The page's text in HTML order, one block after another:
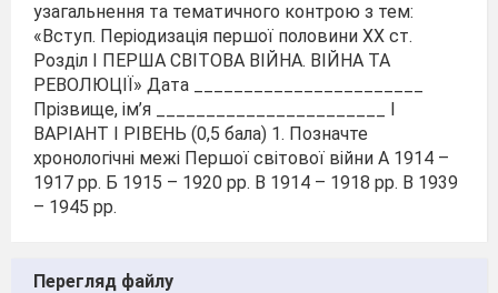
узагальнення та тематичного контрою з тем:
«Вступ. Періодизація першої половини ХХ ст.
Розділ І ПЕРША СВІТОВА ВІЙНА. ВІЙНА ТА
РЕВОЛЮЦІЇ» Дата _______________________
Прізвище, ім’я _______________________ І
ВАРІАНТ І РІВЕНЬ (0,5 бала) 1. Позначте
хронологічні межі Першої світової війни А 1914 –
1917 рр. Б 1915 – 1920 рр. В 1914 – 1918 рр. В 1939
– 1945 рр.
Перегляд файлу